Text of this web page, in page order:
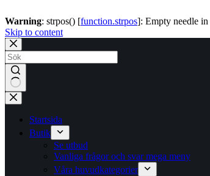
Warning: strpos() [function.strpos]: Empty needle in
Skip to content
No
results
Startsida
Butik
Se utbud
Vanliga frågor och svar mega meny
Våra huvudkategorier